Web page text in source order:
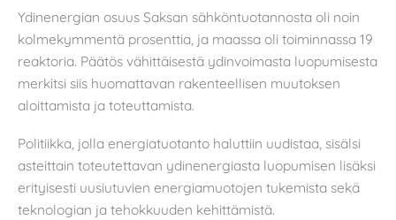
Ydinenergian osuus Saksan sähköntuotannosta oli noin
kolmekymmentä prosenttia, ja maassa oli toiminnassa 19
reaktoria. Päätös vähittäisestä ydinvoimasta luopumisesta
merkitsi siis huomattavan rakenteellisen muutoksen
aloittamista ja toteuttamista.
Politiikka, jolla energiatuotanto haluttiin uudistaa, sisälsi
asteittain toteutettavan ydinenergiasta luopumisen lisäksi
erityisesti uusiutuvien energiamuotojen tukemista sekä
teknologian ja tehokkuuden kehittämistä.